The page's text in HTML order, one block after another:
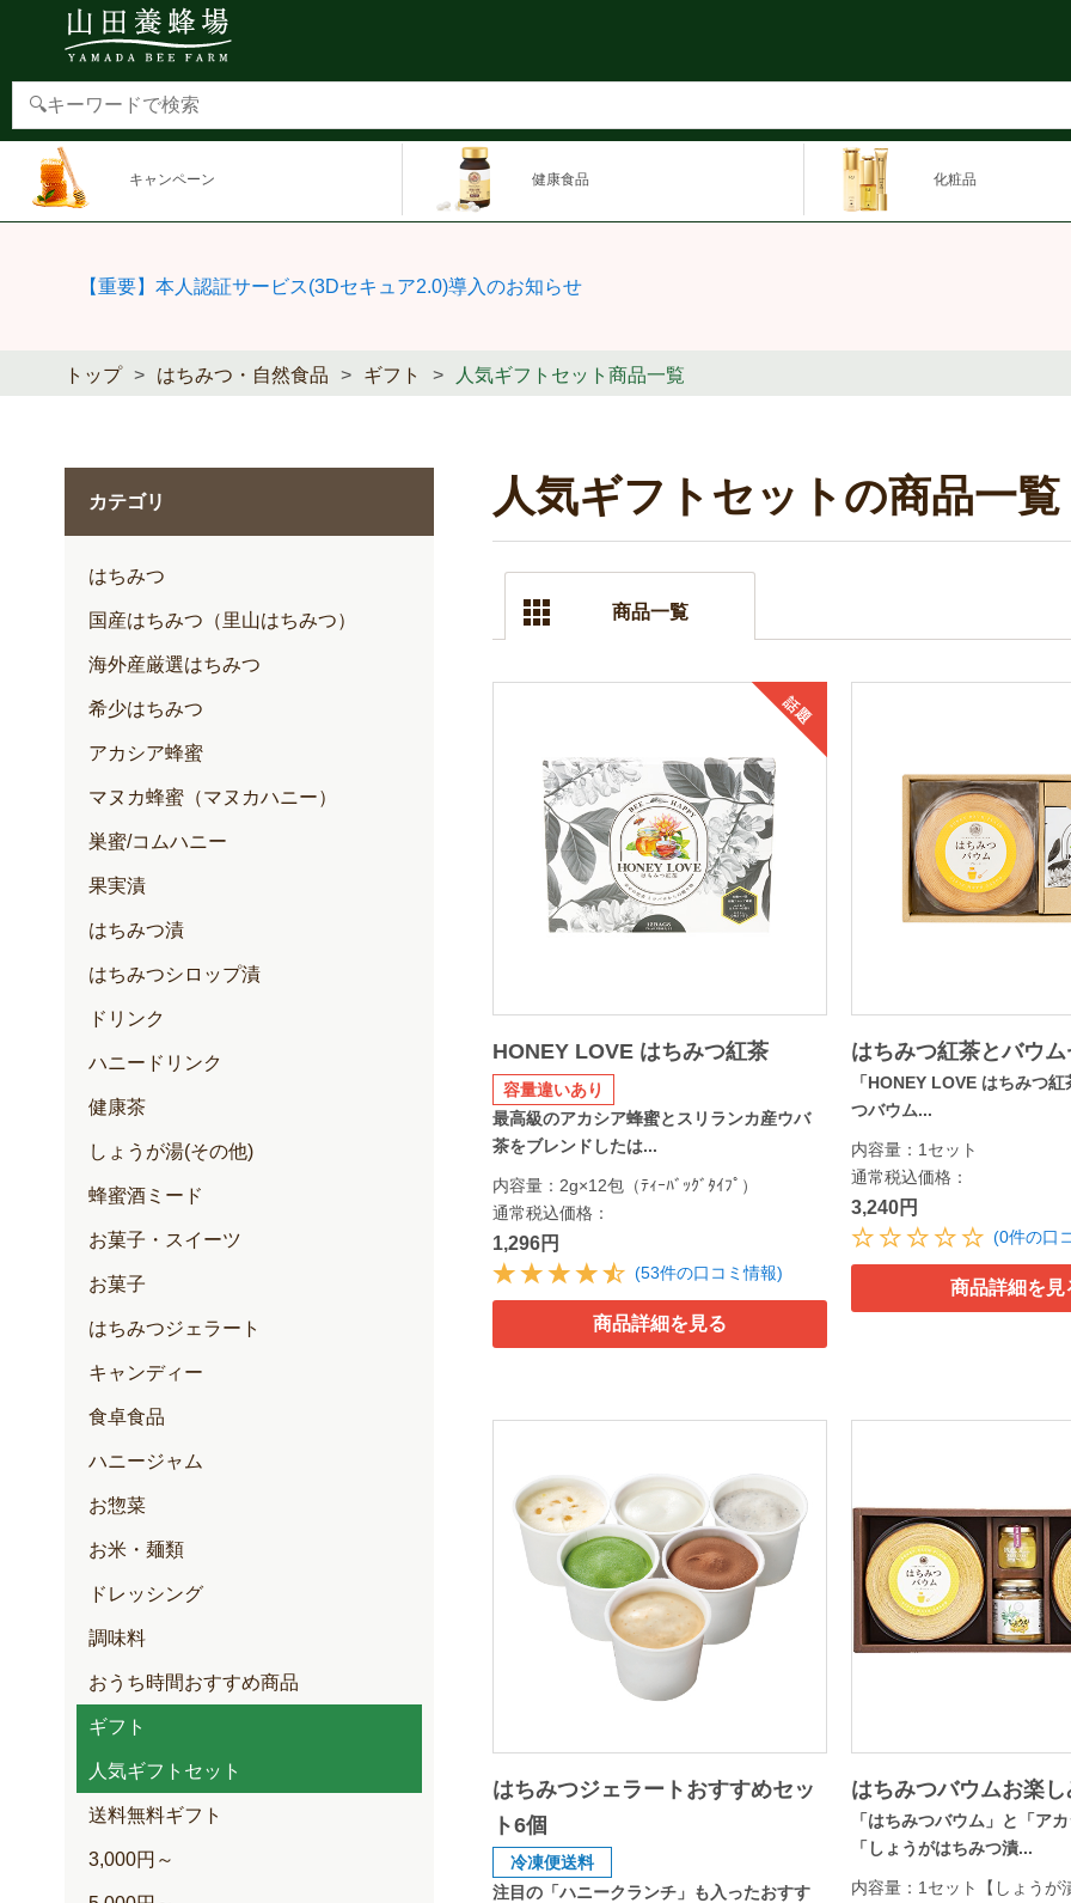
キャンペーン 健康食品 化粧品
【重要】本人認証サービス(3Dセキュア2.0)導入のお知らせ
トップ はちみつ・自然食品 ギフト 人気ギフトセット商品一覧
カテゴリ
はちみつ
国産はちみつ（里山はちみつ）
海外産厳選はちみつ
希少はちみつ
アカシア蜂蜜
マヌカ蜂蜜（マヌカハニー）
巣蜜/コムハニー
果実漬
はちみつ漬
はちみつシロップ漬
ドリンク
ハニードリンク
健康茶
しょうが湯(その他)
蜂蜜酒ミード
お菓子・スイーツ
お菓子
はちみつジェラート
キャンディー
食卓食品
ハニージャム
お惣菜
お米・麺類
ドレッシング
調味料
おうち時間おすすめ商品
ギフト
人気ギフトセット
送料無料ギフト
3,000円～
人気ギフトセットの商品一覧
商品一覧
話題
HONEY LOVE はちみつ紅茶
容量違いあり
最高級のアカシア蜂蜜とスリランカ産ウバ
茶をブレンドしたは...
内容量：2g×12包（ﾃｨｰﾊﾞｯｸﾞﾀｲﾌﾟ）
通常税込価格：
1,296円
(53件の口コミ情報)
商品詳細を見る
はちみつ紅茶とバウ
「HONEY LOVE はちみつ
つバウム...
内容量：1セット
通常税込価格：
3,240円
(0件の口
商品詳細を見
はちみつジェラートおすすめセッ
ト6個
冷凍便送料
注目の「ハニークランチ」も入ったおすす
はちみつバウムお楽
「はちみつバウム」と「ア
「しょうがはちみつ漬...
内容量：1セット【しょうが